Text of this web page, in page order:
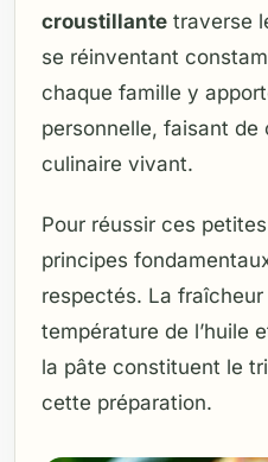
croustillante traverse
se réinventant
chaque famille y
personnelle, faisant de
culinaire vivant.
Pour réussir ces
principes
respectés. La
température de l’huile
la pâte constituent le
cette préparation.